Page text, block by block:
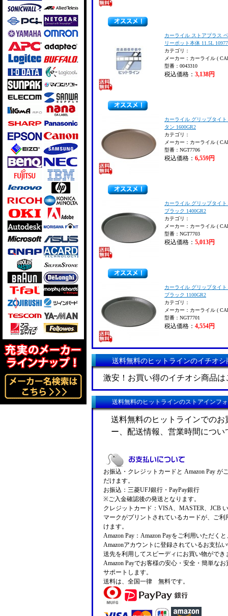
カーライル ストアプラス
リーポット本体 11.5L
カテゴリ：
メーカー：カーライル (
型番：0043310
税込価格： 3,138円
カーライル グリップタイ
タン 1600GR2
カテゴリ：
メーカー：カーライル (
型番：NGT7706
税込価格： 6,559円
カーライル グリップタイ
ブラック 1400GR2
カテゴリ：
メーカー：カーライル (
型番：NGT7703
税込価格： 5,013円
カーライル グリップタイ
ブラック 1100GR2
カテゴリ：
メーカー：カーライル (
型番：NGT7701
税込価格： 4,554円
送料無料のヒットラインのイチオシ
激安！お買い得のイチオシ商品
送料無料のヒットラインのストアインフ
送料無料のヒットラインでの
ー、配送情報、営業時間につ
お振込・クレジットカードと Amazon Pay が
だけます。
お振込：三菱UFJ銀行・PayPay銀行
※ご入金確認後の発送となります。
クレジットカード：VISA、MASTER、JCB
マークがプリントされているカードが、ご利
けます。
Amazon Pay：Amazon Payをご利用いただく
Amazonアカウントに登録されているお支払
送先を利用してスピーディにお買い物ができ
Amazon Payでお客様の安心・安全・簡単な
サポートします。
送料は、全国一律 無料です。